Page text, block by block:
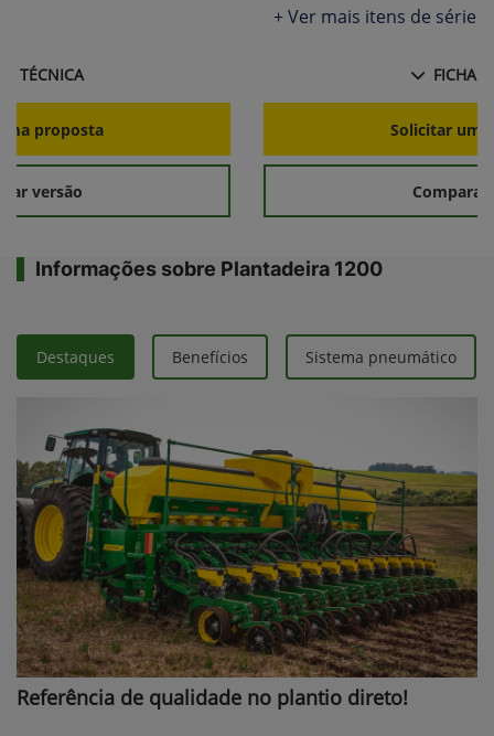
TÉCNICA
proposta
versão
+ Ver mais itens de série
FICHA
Solicitar
Comparar
Informações sobre Plantadeira 1200
Destaques Benefícios Sistema pneumático
Referência de qualidade no plantio direto!